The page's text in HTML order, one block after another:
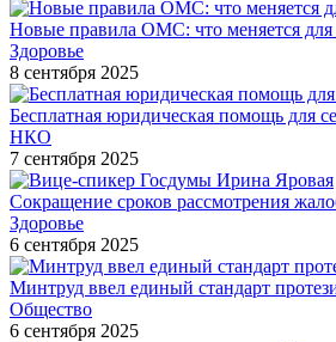
Новые правила ОМС: что меняется для
Здоровье
8 сентября 2025
Бесплатная юридическая помощь для
НКО
7 сентября 2025
Сокращение сроков рассмотрения
Здоровье
6 сентября 2025
Минтруд ввел единый стандарт
Общество
6 сентября 2025